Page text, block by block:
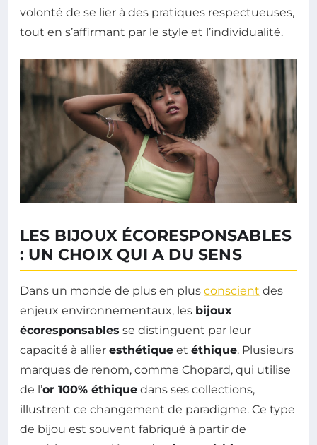
volonté de se lier à des pratiques respectueuses,
tout en s’affirmant par le style et l’individualité.
LES BIJOUX ÉCORESPONSABLES
: UN CHOIX QUI A DU SENS
Dans un monde de plus en plus conscient des
enjeux environnementaux, les bijoux
écoresponsables se distinguent par leur
capacité à allier esthétique et éthique. Plusieurs
marques de renom, comme Chopard, qui utilise
de l’or 100% éthique dans ses collections,
illustrent ce changement de paradigme. Ce type
de bijou est souvent fabriqué à partir de